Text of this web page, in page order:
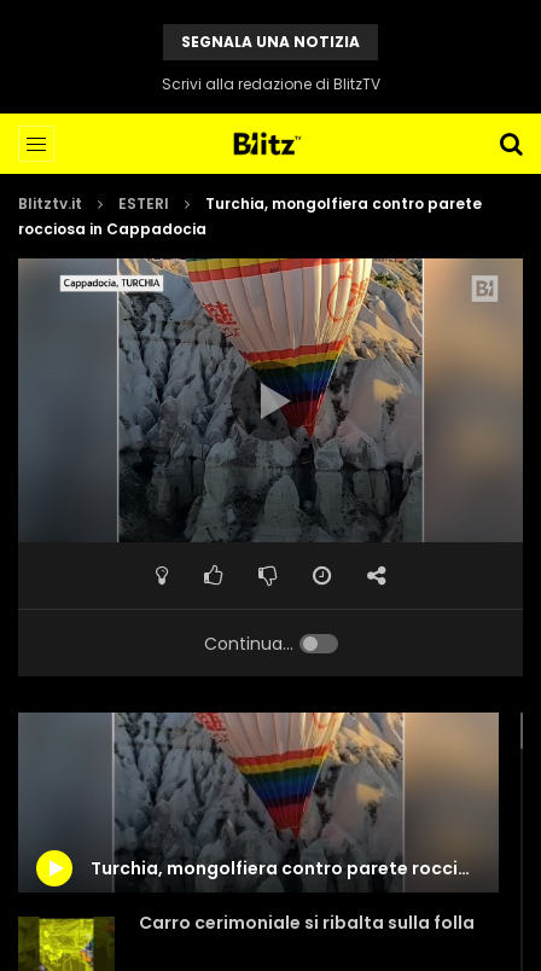
SEGNALA UNA NOTIZIA
Scrivi alla redazione di BlitzTV
Blitztv.it ESTERI
Turchia, mongolfiera contro parete
rocciosa in Cappadocia
Continua...
Turchia, mongolfiera contro parete rocciosa in Cappadocia
Carro cerimoniale si ribalta sulla folla